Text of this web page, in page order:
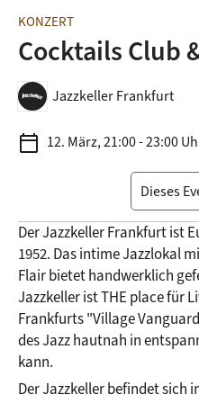
KONZERT
Cocktails Club
Jazzkeller Frankfurt
calendar_today 12. März, 21:00 - 23:00
Dieses
Der Jazzkeller Frankfurt ist
1952. Das intime Jazzlokal
Flair bietet handwerklich
Jazzkeller ist THE place für
Frankfurts "Village
des Jazz hautnah in
kann.
Der Jazzkeller befindet sich